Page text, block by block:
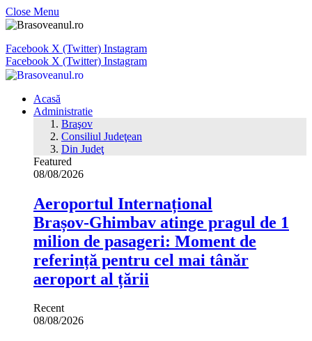
Close Menu
Facebook X (Twitter) Instagram
Facebook X (Twitter) Instagram
Acasă
Administratie
Braşov
Consiliul Judeţean
Din Judeţ
Featured
08/08/2026
Aeroportul Internațional
Brașov‑Ghimbav atinge pragul de 1
milion de pasageri: Moment de
referință pentru cel mai tânăr
aeroport al țării
Recent
08/08/2026